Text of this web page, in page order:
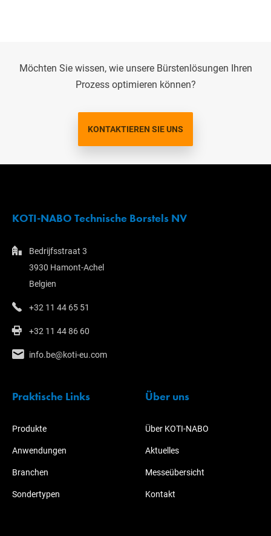
Möchten Sie wissen, wie unsere Bürstenlösungen Ihren
Prozess optimieren können?
KONTAKTIEREN SIE UNS
KOTI-NABO Technische Borstels NV
Bedrijfsstraat 3
3930 Hamont-Achel
Belgien
+32 11 44 65 51
+32 11 44 86 60
info.be@koti-eu.com
Praktische Links
Produkte
Anwendungen
Branchen
Sondertypen
Über uns
Über KOTI-NABO
Aktuelles
Messeübersicht
Kontakt